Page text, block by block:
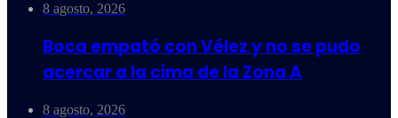
8 agosto, 2026
Boca empató con Vélez y no se pudo
acercar a la cima de la Zona A
8 agosto, 2026